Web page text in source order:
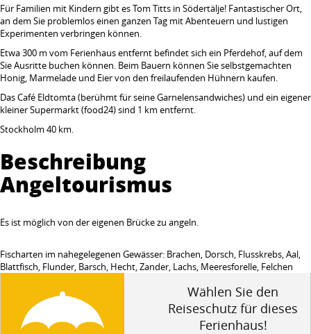
Für Familien mit Kindern gibt es Tom Titts in Södertälje! Fantastischer Ort,
an dem Sie problemlos einen ganzen Tag mit Abenteuern und lustigen
Experimenten verbringen können.
Etwa 300 m vom Ferienhaus entfernt befindet sich ein Pferdehof, auf dem
Sie Ausritte buchen können. Beim Bauern können Sie selbstgemachten
Honig, Marmelade und Eier von den freilaufenden Hühnern kaufen.
Das Café Eldtomta (berühmt für seine Garnelensandwiches) und ein eigener
kleiner Supermarkt (food24) sind 1 km entfernt.
Stockholm 40 km.
Beschreibung
Angeltourismus
Es ist möglich von der eigenen Brücke zu angeln.
Fischarten im nahegelegenen Gewässer: Brachen, Dorsch, Flusskrebs, Aal,
Blattfisch, Flunder, Barsch, Hecht, Zander, Lachs, Meeresforelle, Felchen
Wählen Sie den
Reiseschutz für dieses
Ferienhaus!